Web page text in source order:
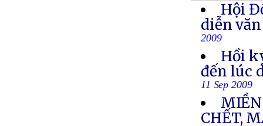
Hội
diễn
2009
Hồi
đến lúc
11 Sep 2009
MIỀN
CHẾT,